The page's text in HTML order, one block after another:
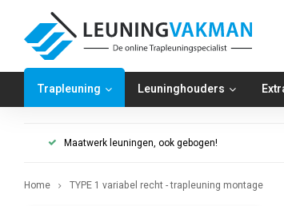
Trapleuning Leuninghouders
Maatwerk leuningen, ook gebogen!
Home TYPE 1 variabel recht - trapleuning montage